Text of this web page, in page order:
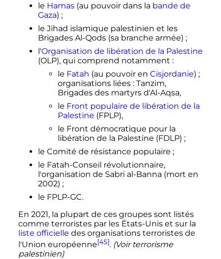
le Hamas(au pouvoir dans la bande de
Gaza) ;
le Jihad islamique palestinien et les
Brigades Al-Qods (sa branche armée) ;
l'Organisation de libération de la Palestine
(OLP), qui comprend notamment :
le Fatah (au pouvoir en Cisjordanie) ;
organisations liées : Tanzim,
Brigades des martyrs d'Al-Aqsa,
le Front populaire de libération de la
Palestine (FPLP),
le Front démocratique pour la
libération de la Palestine (FDLP) ;
le Comité de résistance populaire ;
le Fatah-Conseil révolutionnaire,
l'organisation de Sabri al-Banna (mort en
2002) ;
le FPLP-GC.
En 2021, la plupart de ces groupes sont listés
comme terroristes par les États-Unis et sur la
liste officielle des organisations terroristes de
l'Union européenne[45]. (Voir terrorisme
palestinien)